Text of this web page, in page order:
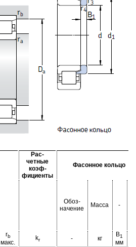
Рас-
четные
коэф-
фициенты
Фасонное кольцо
Обоз-
начение
Масса -
rb
макс.
kr - кг
B1
мм